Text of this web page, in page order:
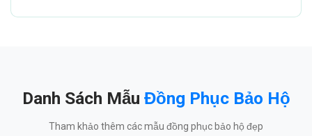
Danh Sách Mẫu Đồng Phục Bảo Hộ
Tham khảo thêm các mẫu đồng phục bảo hộ đẹp